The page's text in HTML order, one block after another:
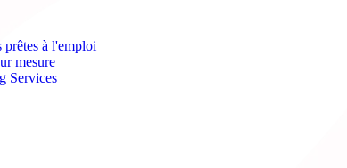
prêtes à l'emploi
mesure
Services